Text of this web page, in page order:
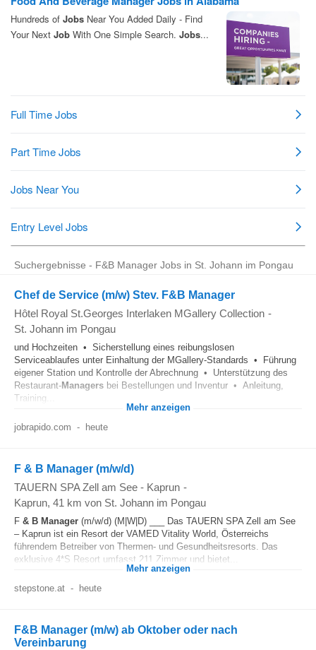
Suchergebnisse - F&B Manager Jobs in St. Johann im Pongau
Chef de Service (m/w) Stev. F&B Manager
Hôtel Royal St.Georges Interlaken MGallery Collection -
St. Johann im Pongau
und Hochzeiten • Sicherstellung eines reibungslosen
Serviceablaufes unter Einhaltung der MGallery-Standards • Führung
eigener Station und Kontrolle der Abrechnung • Unterstützung des
Restaurant-Managers bei Bestellungen und Inventur • Anleitung,
Training...
Mehr anzeigen
jobrapido.com - heute
F & B Manager (m/w/d)
TAUERN SPA Zell am See - Kaprun -
Kaprun, 41 km von St. Johann im Pongau
F & B Manager (m/w/d) (M|W|D) ___ Das TAUERN SPA Zell am See
– Kaprun ist ein Resort der VAMED Vitality World, Österreichs
führendem Betreiber von Thermen- und Gesundheitsresorts. Das
exklusive 4*S Resort umfasst 211 Zimmer und bietet...
Mehr anzeigen
stepstone.at - heute
F&B Manager (m/w) ab Oktober oder nach
Vereinbarung